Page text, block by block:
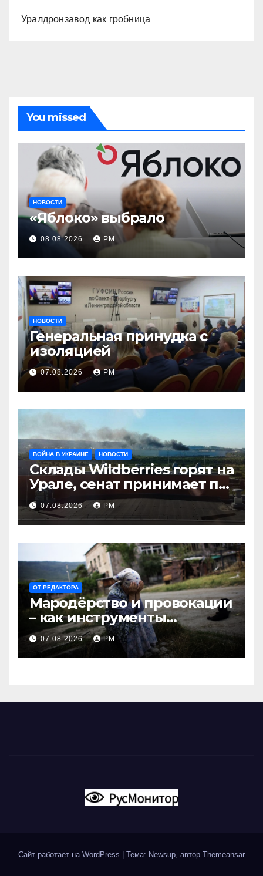
Уралдронзавод как гробница
You missed
НОВОСТИ
«Яблоко» выбрало
08.08.2026 РМ
НОВОСТИ
Генеральная принудка с
изоляцией
07.08.2026 РМ
ВОЙНА В УКРАИНЕ НОВОСТИ
Склады Wildberries горят на
Урале, сенат принимает по
Грэму закон
07.08.2026 РМ
ОТ РЕДАКТОРА
Мародёрство и провокации
– как инструменты
современной политики
России
07.08.2026 РМ
Сайт работает на WordPress | Тема: Newsup, автор Themeansar